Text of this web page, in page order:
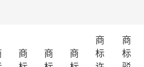
商
商
商
商
标
商
标